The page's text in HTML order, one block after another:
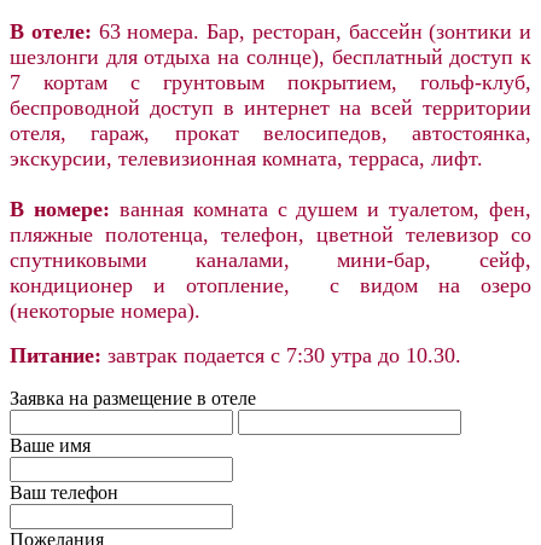
В отеле: 63 номера. Бар, ресторан, бассейн (зонтики и
шезлонги для отдыха на солнце), бесплатный доступ к
7 кортам с грунтовым покрытием, гольф-клуб,
беспроводной доступ в интернет на всей территории
отеля, гараж, прокат велосипедов, автостоянка,
экскурсии, телевизионная комната, терраса, лифт.
В номере: ванная комната с душем и туалетом, фен,
пляжные полотенца, телефон, цветной телевизор со
спутниковыми каналами, мини-бар, сейф,
кондиционер и отопление, с видом на озеро
(некоторые номера).
Питание: завтрак подается с 7:30 утра до 10.30.
Заявка на размещение в отеле
Ваше имя
Ваш телефон
Пожелания